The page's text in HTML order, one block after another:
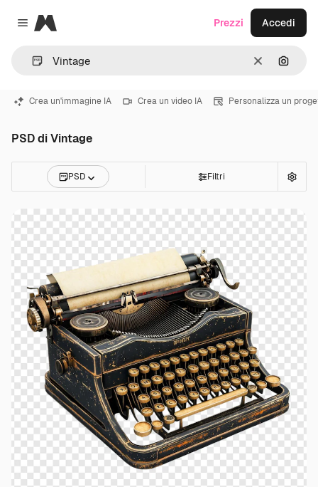
Close menu
Magnific
CancellaCerca
Prezzi Accedi
Crea un'immagine IA Crea un video IA Personalizza un
PSD di Vintage
PSD Filtri